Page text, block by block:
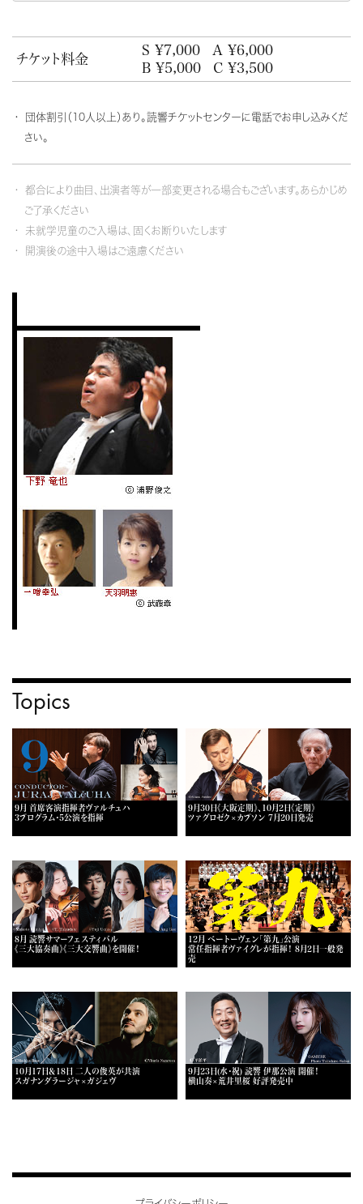
チケット料金
S ¥7,000
A ¥6,000
B ¥5,000
C ¥3,500
団体割引（10人以上）あり。読響チケットセンターに電話でお申し込みくだ
さい。
都合により曲目、出演者等が一部変更される場合もございます。あらかじめ
ご了承ください
未就学児童のご入場は、固くお断りいたします
開演後の途中入場はご遠慮ください
Topics
9月 首席客演指揮者ヴァルチュハ
3プログラム・5公演を指揮
9月30日《大阪定期》、10月2日《定期》
ツァグロゼク×カプソン 7月20日発売
8月 読響サマーフェスティバル
《三大協奏曲》《三大交響曲》を開催！
12月 ベートーヴェン「第九」公演
常任指揮者ヴァイグレが指揮！ 8月2日一般発
売
10月17日＆18日 二人の俊英が共演
スガナンダラージャ×ガジェヴ
9月23日(水・祝) 読響 伊那公演 開催！
横山奏×荒井里桜 好評発売中